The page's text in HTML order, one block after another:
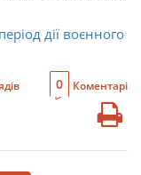
дії воєнного
0 Коментарі